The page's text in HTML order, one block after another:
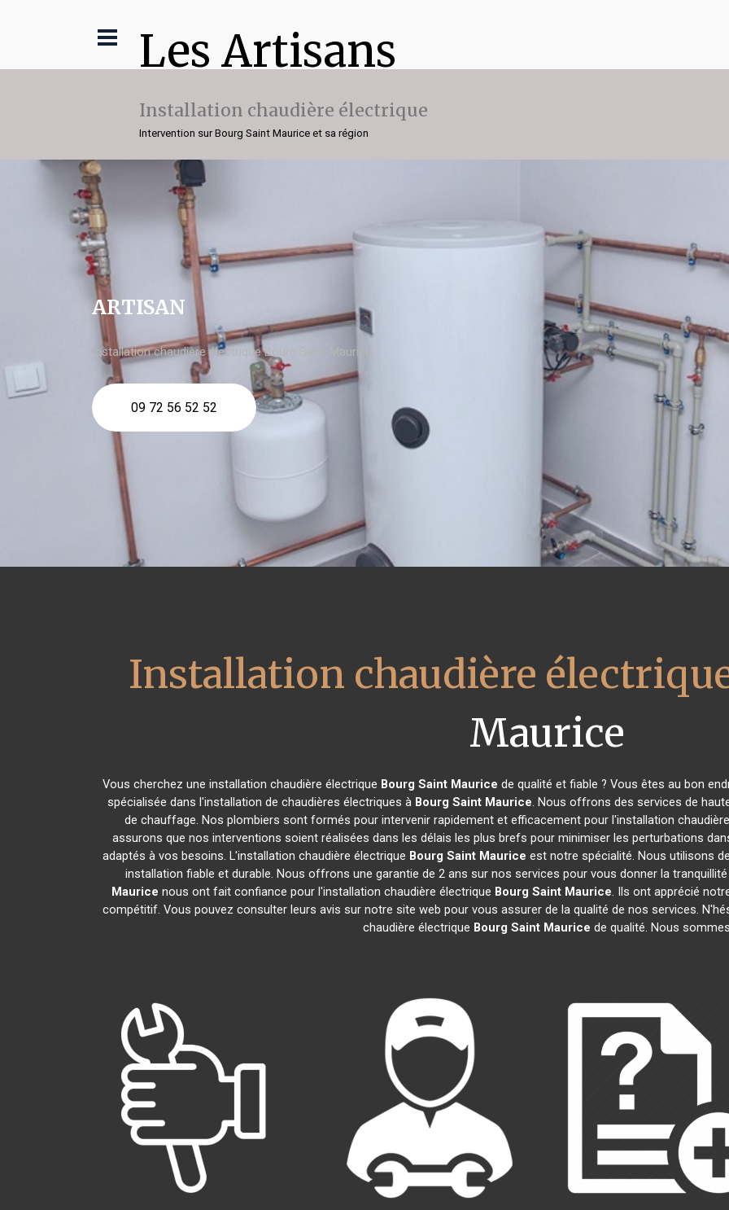
Les Artisans
Installation chaudière électrique
Intervention sur Bourg Saint Maurice et sa région
ARTISAN
Installation chaudière électrique Bourg Saint Maurice
09 72 56 52 52
Installation chaudière
Maurice
Vous cherchez une installation chaudière électrique Bourg Saint Maurice de qualité et fiable ? Vous êtes au bon
spécialisée dans l'installation de chaudières électriques à Bourg Saint Maurice. Nous offrons des services de
de chauffage. Nos plombiers sont formés pour intervenir rapidement et efficacement pour l'installation
assurons que nos interventions soient réalisées dans les délais les plus brefs pour minimiser les perturbations
adaptés à vos besoins. L'installation chaudière électrique Bourg Saint Maurice est notre spécialité. Nous utilisons
installation fiable et durable. Nous offrons une garantie de 2 ans sur nos services pour vous donner la
Maurice nous ont fait confiance pour l'installation chaudière électrique Bourg Saint Maurice. Ils ont apprécié
compétitif. Vous pouvez consulter leurs avis sur notre site web pour vous assurer de la qualité de nos services.
chaudière électrique Bourg Saint Maurice de qualité. Nous